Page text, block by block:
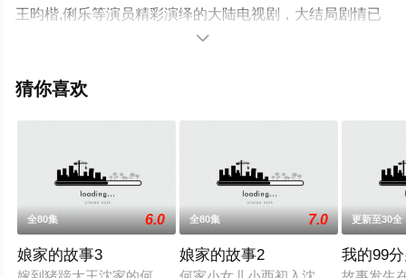
王昀楷,俐乐等演员精彩演绎的大陆电视剧，大结局剧情已
揭晓（全20集），手机免费观看高清未删减完整版电视剧
电视猫或剧情网等平台了解。

猜你喜欢
全80集 6.0
娘家的故事3
全80集 7.0
娘家的故事2
更新至30全
我的99